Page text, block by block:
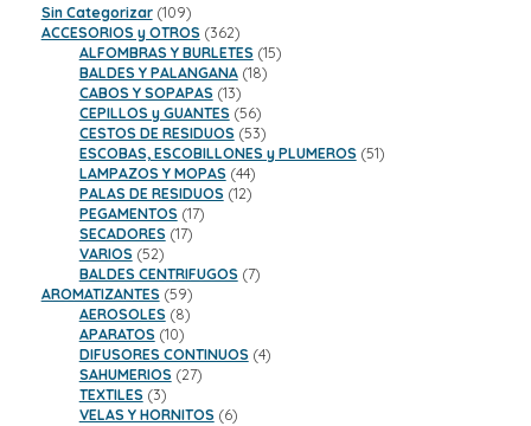
Sin Categorizar 109109
productos
ACCESORIOS y OTROS 362362
productos
ALFOMBRAS Y BURLETES 1515
BALDES Y PALANGANA 1818
CABOS Y SOPAPAS 1313
productos
CEPILLOS y GUANTES 5656
productos
CESTOS DE RESIDUOS 5353
productos
ESCOBAS, ESCOBILLONES y PLUMEROS 5151
LAMPAZOS Y MOPAS 4444
productos
PALAS DE RESIDUOS 1212
PEGAMENTOS 1717
SECADORES 1717
VARIOS 5252
productos
BALDES CENTRIFUGOS 77
AROMATIZANTES 5959
productos
AEROSOLES 88
productos
APARATOS 1010
productos
DIFUSORES CONTINUOS 44
SAHUMERIOS 2727
TEXTILES 33
productos
VELAS Y HORNITOS 66